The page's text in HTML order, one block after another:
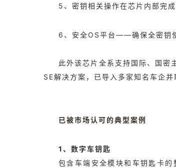
5、密钥相关操作在芯片内部完
6、安全OS平台——确保全密钥
此外该芯片全系支持国际、国
SE解决方案，已导入多家知名车企并
已被市场认可的典型案例
1、数字车钥匙
包含车端安全模块和车钥匙卡